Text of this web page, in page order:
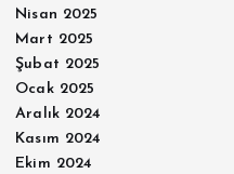
Nisan 2025
Mart 2025
Şubat 2025
Ocak 2025
Aralık 2024
Kasım 2024
Ekim 2024